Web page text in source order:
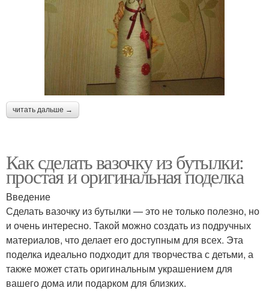
читать дальше →
Как сделать вазочку из бутылки:
простая и оригинальная поделка
Введение
Сделать вазочку из бутылки — это не только полезно, но
и очень интересно. Такой можно создать из подручных
материалов, что делает его доступным для всех. Эта
поделка идеально подходит для творчества с детьми, а
также может стать оригинальным украшением для
вашего дома или подарком для близких.